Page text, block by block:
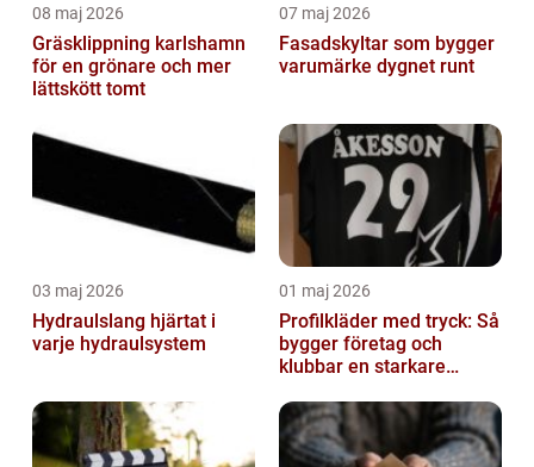
08 maj 2026
Gräsklippning karlshamn
för en grönare och mer
lättskött tomt
07 maj 2026
Fasadskyltar som bygger
varumärke dygnet runt
03 maj 2026
Hydraulslang hjärtat i
varje hydraulsystem
01 maj 2026
Profilkläder med tryck: Så
bygger företag och
klubbar en starkare